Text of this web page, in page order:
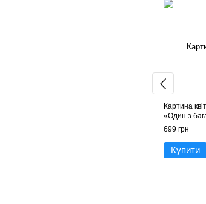
Картина
«Один з
699 грн
Купити